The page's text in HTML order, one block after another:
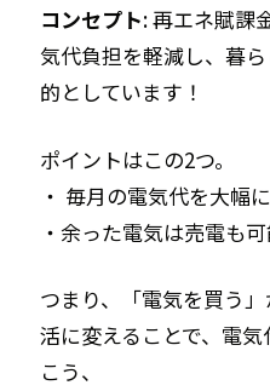
コンセプト: 再エネ賦課
気代負担を軽減し、暮
的としています！
ポイントはこの2つ。
・ 毎月の電気代を大幅
・余った電気は売電も
つまり、「電気を買う
活に変えることで、電
こう、